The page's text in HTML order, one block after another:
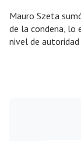
Mauro Szeta
de la condena, lo
nivel de autoridad